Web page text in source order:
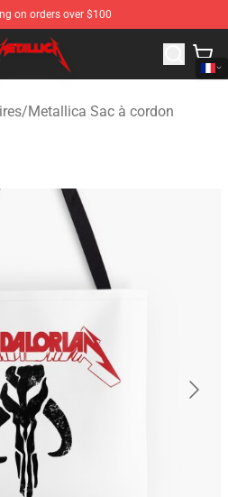
on orders over $100
Metallica Merchandise Shop
/Metallica Sac à cordon